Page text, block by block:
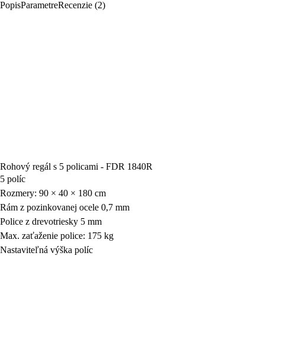
PopisParametreRecenzie (2)
Rohový regál s 5 policami - FDR 1840R
5 políc
Rozmery: 90 × 40 × 180 cm
Rám z pozinkovanej ocele 0,7 mm
Police z drevotriesky 5 mm
Max. zaťaženie police: 175 kg
Nastaviteľná výška políc